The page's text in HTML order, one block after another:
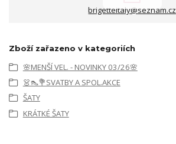
brigetteitaly@seznam.cz
Zboží zařazeno v kategoriích
🌸MENŠÍ VEL. - NOVINKY 03/26🌸
👗👠💐SVATBY A SPOL.AKCE
ŠATY
KRÁTKÉ ŠATY